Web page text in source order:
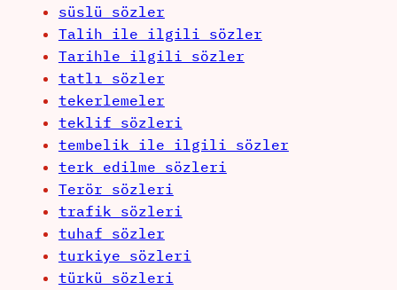
süslü sözler
Talih ile ilgili sözler
Tarihle ilgili sözler
tatlı sözler
tekerlemeler
teklif sözleri
tembelik ile ilgili sözler
terk edilme sözleri
Terör sözleri
trafik sözleri
tuhaf sözler
turkiye sözleri
türkü sözleri